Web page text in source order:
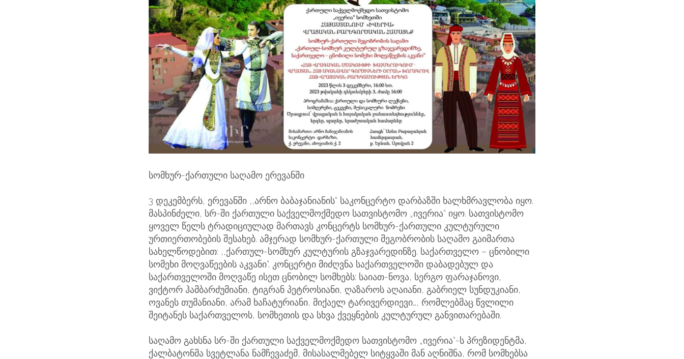
სომხურ-ქართული საღამო ერევანში
3 დეკემბერს, ერევანში ,,არნო ბაბაჯანიანის“ საკონცერტო დარბაზში ხალხმრავლობა იყო.
მასპინძელი, სრ-ში ქართული საქველმოქმედო სათვისტომო „ივერია“ იყო. სათვისტომო
ყოველ წელს ტრადიციულად მართავს კონცერტს სომხურ-ქართული კულტურული
ურთიერთობების შესახებ. ამჯერად სომხურ-ქართული მეგობრობის საღამო გაიმართა
სახელწოდებით: ,,ქართულ-სომხურ კულტურის გზაჯვარედინზე. საქართველო – ცნობილი
სომეხი მოღვაწეების აკვანი“. კონცერტი მიძღვნა საქართველოში დაბადებულ და
საქართველოში მოღვაწე ისეთ ცნობილ სომხებს: საიათ-ნოვა, სერგო ფარაჯანოვი,
ვიქტორ ჰამბარძუმიანი, ტიგრან პეტროსიანი, ღაზაროს აღაიანი, გაბრიელ სუნდუკიანი,
ოვანეს თუმანიანი, არამ ხაჩატურიანი, მიქაელ ტარივერდიევი…, რომლებმაც წვლილი
შეიტანეს საქართველოს, სომხეთის და სხვა ქვეყნების კულტურულ განვითარებაში.
საღამო გახსნა სრ-ში ქართული საქველმოქმედო სათვისტომო „ივერია“-ს პრეზიდენტმა,
ქალბატონმა სვეტლანა ნამჩევაძემ, მისასალმებელ სიტყვაში მან აღნიშნა, რომ სომხებსა